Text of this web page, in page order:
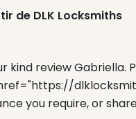
de DLK Locksmiths
kind review
you require, or